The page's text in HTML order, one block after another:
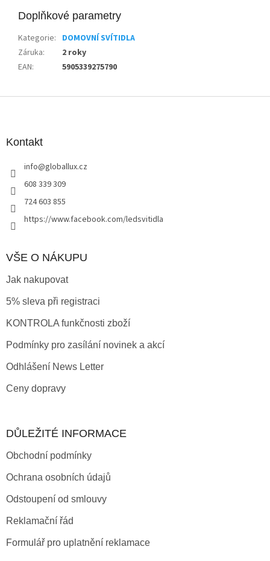
Doplňkové parametry
Kategorie: DOMOVNÍ SVÍTIDLA
Záruka:
2 roky
EAN: 5905339275790
Kontakt
info@globallux.cz
608 339 309
724 603 855
https://www.facebook.com/ledsvitidla
VŠE O NÁKUPU
Jak nakupovat
5% sleva při registraci
KONTROLA funkčnosti zboží
Podmínky pro zasílání novinek a akcí
Odhlášení News Letter
Ceny dopravy
DŮLEŽITÉ INFORMACE
Obchodní podmínky
Ochrana osobních údajů
Odstoupení od smlouvy
Reklamační řád
Formulář pro uplatnění reklamace